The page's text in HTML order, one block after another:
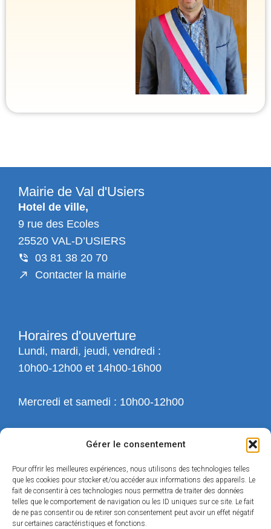
Gérer le consentement
Pour offrir les meilleures expériences, nous utilisons des technologies telles
que les cookies pour stocker et/ou accéder aux informations des appareils. Le
fait de consentir à ces technologies nous permettra de traiter des données
telles que le comportement de navigation ou les ID uniques sur ce site. Le fait
de ne pas consentir ou de retirer son consentement peut avoir un effet négatif
sur certaines caractéristiques et fonctions.
Mairie de Val d'Usiers
Hotel de ville,
9 rue des Ecoles
25520 VAL-D’USIERS
03 81 38 20 70
Contacter la mairie
Horaires d'ouverture
Lundi, mardi, jeudi, vendredi :
10h00-12h00 et 14h00-16h00
Mercredi et samedi : 10h00-12h00